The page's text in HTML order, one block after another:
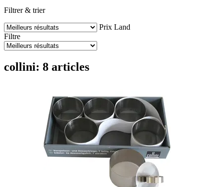
Filtrer & trier
Prix Land
Filtre
collini: 8 articles